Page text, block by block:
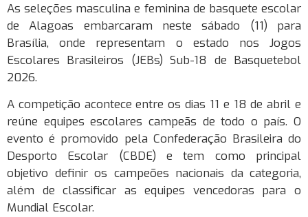
As seleções masculina e feminina de basquete escolar
de Alagoas embarcaram neste sábado (11) para
Brasília, onde representam o estado nos Jogos
Escolares Brasileiros (JEBs) Sub-18 de Basquetebol
2026.
A competição acontece entre os dias 11 e 18 de abril e
reúne equipes escolares campeãs de todo o país. O
evento é promovido pela Confederação Brasileira do
Desporto Escolar (CBDE) e tem como principal
objetivo definir os campeões nacionais da categoria,
além de classificar as equipes vencedoras para o
Mundial Escolar.